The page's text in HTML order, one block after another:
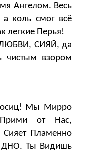
Ангелом. Весь
коль смог всё
легкие Перья!
СИЯЙ, да
чистым взором
Мы Мирро
от Нас,
Пламенно
ДНО. Ты Видишь